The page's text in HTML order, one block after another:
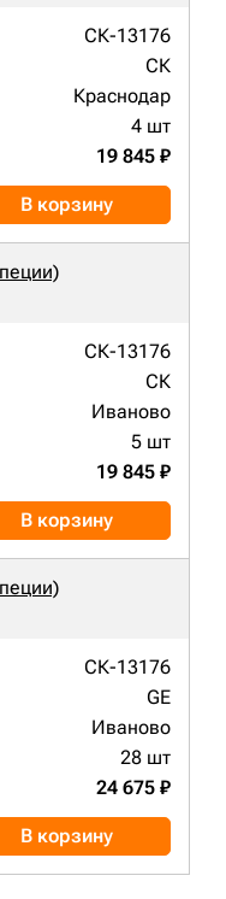
СК-13176
СК
Краснодар
4 шт
19 845 ₽
В корзину
СК-13176
СК
Иваново
5 шт
19 845 ₽
В корзину
СК-13176
GE
Иваново
28 шт
24 675 ₽
В корзину